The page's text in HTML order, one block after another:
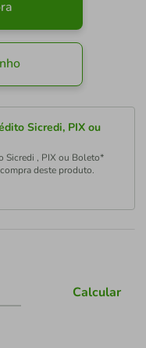
Sicredi, PIX ou
Sicredi , PIX ou Boleto*
deste produto.
Calcular